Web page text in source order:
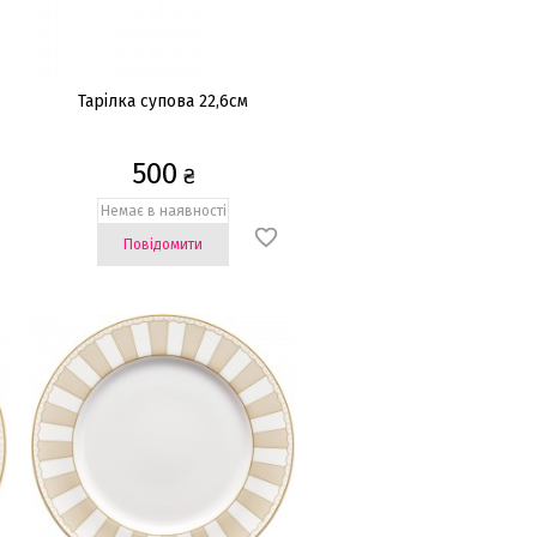
Тарілка супова 22,6см
500 ₴
Немає в наявності
Повідомити